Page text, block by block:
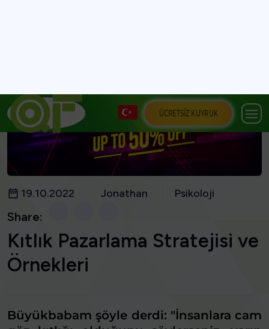
19.10.2022 Jonathan Psikoloji
Share:
Kıtlık Pazarlama Stratejisi ve
Örnekleri
Büyükbabam şöyle derdi: "İnsanlara cam